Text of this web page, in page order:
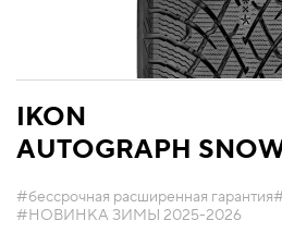
IKON
AUTOGRAPH
#бессрочная расширенная гарантия
#НОВИНКА ЗИМЫ 2025-2026